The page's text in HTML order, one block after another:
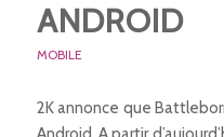
ANDROID
MOBILE
2K annonce que